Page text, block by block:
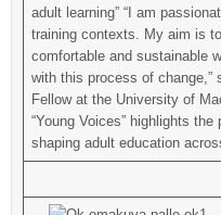
adult learning” “I am
training contexts. My aim is
comfortable and sustainable
with this process of change,”
Fellow at the University of
“Young Voices” highlights
shaping adult education